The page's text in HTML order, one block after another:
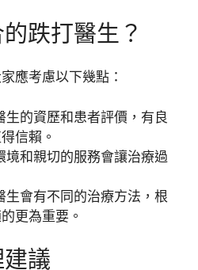
跌打醫生？
應考慮以下幾點：
生的資歷和患者評價，有良
信賴。
境和親切的服務會讓治療過
生會有不同的治療方法，根
更為重要。
議